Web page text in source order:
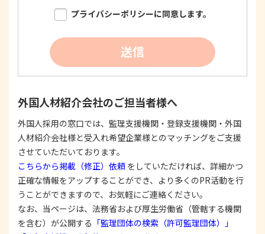
限り明確に特定し、その目的達成に必要な限度に
おいて適法かつ公正な手段を用い、同意を得て取
個人情報を利用する際は、本人に明示、通知、ま
たは公表した利用目的の範囲内に限定し、それに
反する目的外利用を行なわないための措置を講じ
する際は、本人が同意を与えた利用目的の範囲内
で、適法にこれを行います。
2. 安全対策の実施について
個人情報の正確性およびその利用の安全性を確保す
るため、情報セキュリティ対策を始めとする安全措
置を構築し、個人情報への不正アクセス、個人情報
の漏洩、滅失または毀損等の的確な防止とセキュリ
ティの是正に努めます。
3. 苦情および相談等に対する適正な対応について
プライバシーポリシーに同意します。
送信
外国人材紹介会社のご担当者様へ
外国人採用の窓口では、監理支援機関・登録支援機関・外国
人材紹介会社様と受入れ希望企業様とのマッチングをご支援
させていただいております。
こちらから掲載（修正）依頼 をしていただければ、詳細かつ
正確な情報をアップすることができ、より多くのPR活動を行
うことができますので、お気軽にご連絡ください。
なお、当ページは、法務省および厚生労働省（管轄する機関
を含む）が公開する 「監理団体の検索（許可監理団体）」